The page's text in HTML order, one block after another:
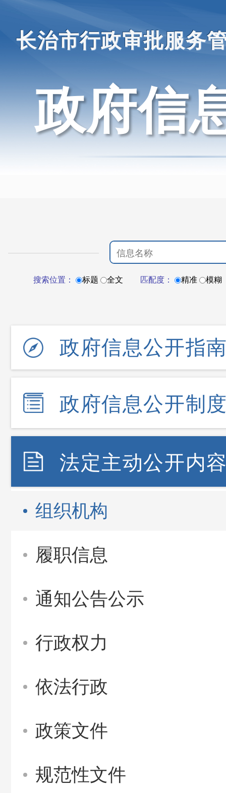
长治市行政审批服务
政府信
搜索位置： 标题 全文 匹配度： 精准 模糊
政府信息公开指
政府信息公开制
法定主动公开内
组织机构
履职信息
通知公告公示
行政权力
依法行政
政策文件
规范性文件